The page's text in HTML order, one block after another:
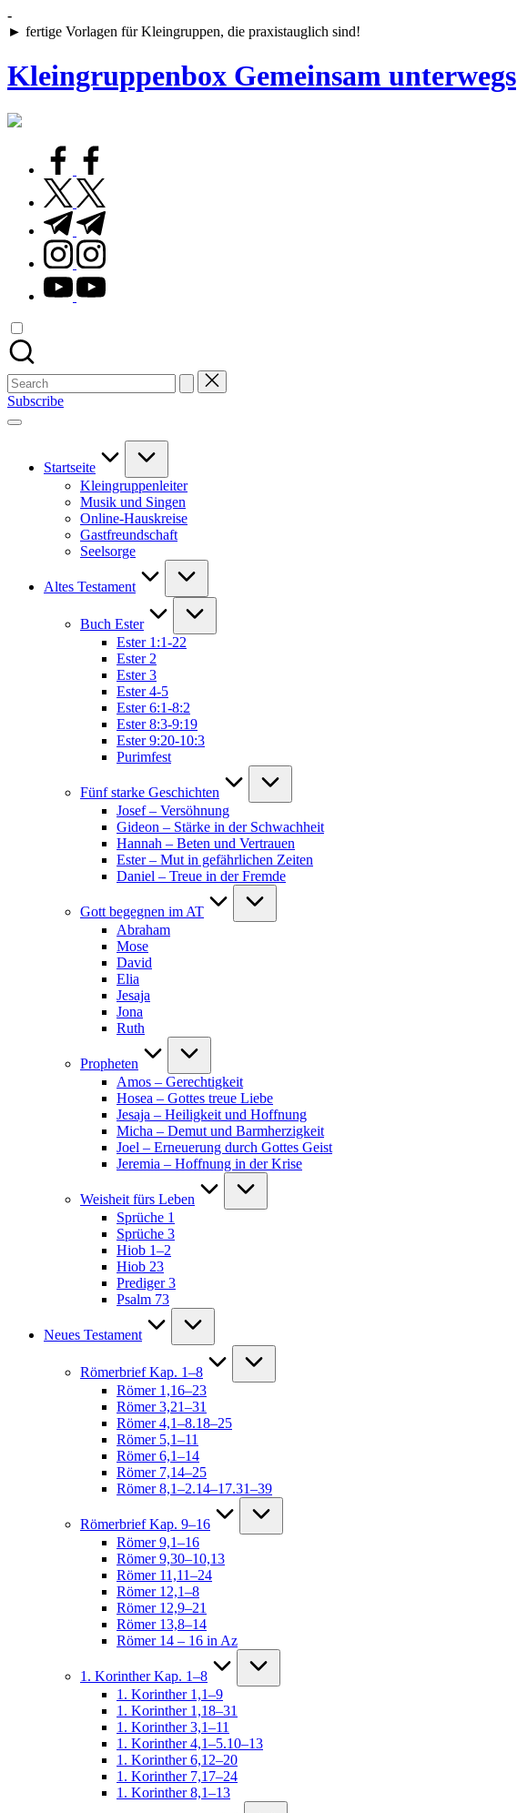
Skip
to
-
► fertige Vorlagen für Kleingruppen, die praxistauglich sind!
Kleingruppenbox Gemeinsam unterwegs
Gemeinsam
wachsen,
leben
facebook.com
twitter.com
t.me
instagram.com
youtube.com
Search
for:
Subscribe
Startseite
Kleingruppenleiter
Musik und Singen
Online-Hauskreise
Gastfreundschaft
Seelsorge
Altes Testament
Buch Ester
Ester 1:1-22
Ester 2
Ester 3
Ester 4-5
Ester 6:1-8:2
Ester 8:3-9:19
Ester 9:20-10:3
Purimfest
Fünf starke Geschichten
Josef – Versöhnung
Gideon – Stärke in der Schwachheit
Hannah – Beten und Vertrauen
Ester – Mut in gefährlichen Zeiten
Daniel – Treue in der Fremde
Gott begegnen im AT
Abraham
Mose
David
Elia
Jesaja
Jona
Ruth
Propheten
Amos – Gerechtigkeit
Hosea – Gottes treue Liebe
Jesaja – Heiligkeit und Hoffnung
Micha – Demut und Barmherzigkeit
Joel – Erneuerung durch Gottes Geist
Jeremia – Hoffnung in der Krise
Weisheit fürs Leben
Sprüche 1
Sprüche 3
Hiob 1–2
Hiob 23
Prediger 3
Psalm 73
Neues Testament
Römerbrief Kap. 1–8
Römer 1,16–23
Römer 3,21–31
Römer 4,1–8.18–25
Römer 5,1–11
Römer 6,1–14
Römer 7,14–25
Römer 8,1–2.14–17.31–39
Römerbrief Kap. 9–16
Römer 9,1–16
Römer 9,30–10,13
Römer 11,11–24
Römer 12,1–8
Römer 12,9–21
Römer 13,8–14
Römer 14 – 16 in Az
1. Korinther Kap. 1–8
1. Korinther 1,1–9
1. Korinther 1,18–31
1. Korinther 3,1–11
1. Korinther 4,1–5.10–13
1. Korinther 6,12–20
1. Korinther 7,17–24
1. Korinther 8,1–13